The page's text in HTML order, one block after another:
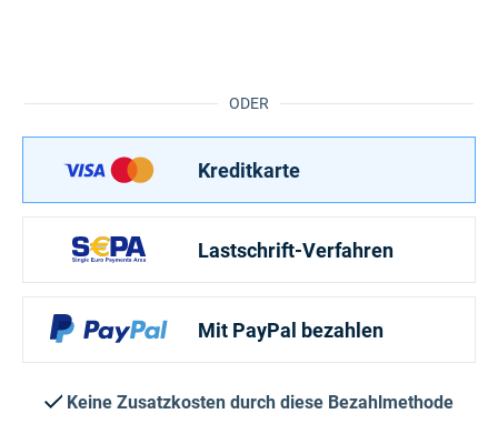
ODER
Kreditkarte
Lastschrift-Verfahren
Mit PayPal bezahlen
Keine Zusatzkosten durch diese Bezahlmethode